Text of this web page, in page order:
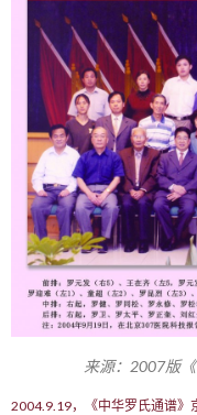
来源：2007版
2004.9.19，《中华罗氏通谱》